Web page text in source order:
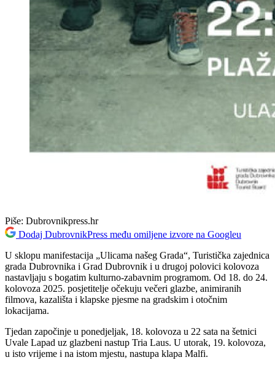
Piše: Dubrovnikpress.hr
Dodaj DubrovnikPress među omiljene izvore na Googleu
U sklopu manifestacija „Ulicama našeg Grada“, Turistička zajednica
grada Dubrovnika i Grad Dubrovnik i u drugoj polovici kolovoza
nastavljaju s bogatim kulturno-zabavnim programom. Od 18. do 24.
kolovoza 2025. posjetitelje očekuju večeri glazbe, animiranih
filmova, kazališta i klapske pjesme na gradskim i otočnim
lokacijama.
Tjedan započinje u ponedjeljak, 18. kolovoza u 22 sata na šetnici
Uvale Lapad uz glazbeni nastup Tria Laus. U utorak, 19. kolovoza,
u isto vrijeme i na istom mjestu, nastupa klapa Malfi.